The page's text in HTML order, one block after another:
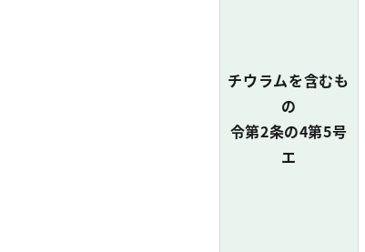
チウラムを含むも
の
令第2条の4第5号
エ